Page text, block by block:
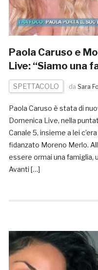
Paola Caruso e
Live: “Siamo una
SPETTACOLO da Sara
Paola Caruso è stata di
Domenica Live, nella
Canale 5, insieme a lei
fidanzato Moreno Merlo.
essere ormai una famiglia,
Avanti […]